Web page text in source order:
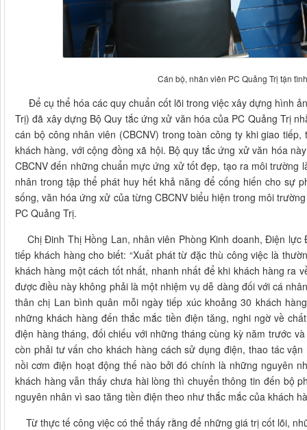
Cán bộ, nhân viên PC Quảng Trị tận
Để cụ thể hóa các quy chuẩn cốt lõi trong việc xây dựng hình
Trị) đã xây dựng Bộ Quy tắc ứng xử văn hóa của PC Quảng Trị
cán bộ công nhân viên (CBCNV) trong toàn công ty khi giao
khách hàng, với cộng đồng xã hội. Bộ quy tắc ứng xử văn hóa
CBCNV đến những chuẩn mực ứng xử tốt đẹp, tạo ra môi trường
nhân trong tập thể phát huy hết khả năng để cống hiến cho sự
sống, văn hóa ứng xử của từng CBCNV biểu hiện trong môi
PC Quảng Trị.
Chị Đinh Thị Hồng Lan, nhân viên Phòng Kinh doanh, Điện
tiếp khách hàng cho biết: “Xuất phát từ đặc thù công việc là
khách hàng một cách tốt nhất, nhanh nhất để khi khách hàng ra
được điều này không phải là một nhiệm vụ dễ dàng đối với cá
thân chị Lan bình quân mỗi ngày tiếp xúc khoảng 30 khách
những khách hàng đến thắc mắc tiền điện tăng, nghi ngờ về
điện hàng tháng, đối chiếu với những tháng cùng kỳ năm trước
còn phải tư vấn cho khách hàng cách sử dụng điện, thao tác
nồi cơm điện hoạt động thế nào bởi đó chính là những nguyên
khách hàng vẫn thấy chưa hài lòng thì chuyển thông tin đến bộ
nguyên nhân vì sao tăng tiền điện theo như thắc mắc của khách
Từ thực tế công việc có thể thấy rằng để những giá trị cốt lõi,